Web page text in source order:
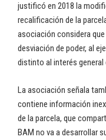
justificó en 2018 la
recalificación de la
asociación considera
desviación de poder, al
distinto al interés
La asociación señala
contiene información
de la parcela, que
BAM no va a desarrollar